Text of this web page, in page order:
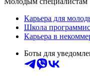
Карьера для
Школа
Карьера в
Боты для